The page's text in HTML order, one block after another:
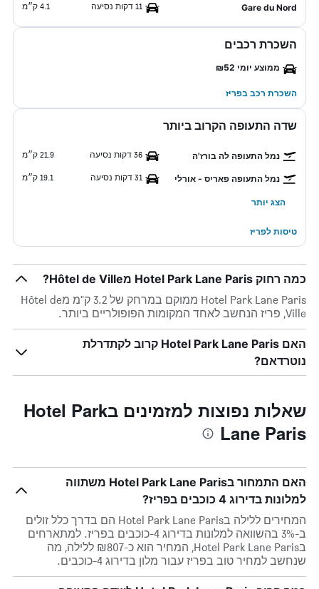
Gare du Nord 11 דקות נסיעה 4.1 ק״מ
השכרת רכבים
ממוצע יומי ₪52
השכרת רכב בפריז
שדה התעופה הקרוב ביותר
נמל התעופה לה בורז'ה 36 דקות נסיעה 21.9 ק״מ
נמל התעופה פאריס - אורלי 31 דקות נסיעה 19.1 ק״מ
הצג יותר
טיסות לפריז
כמה רחוק Hotel Park Lane Paris מHôtel de Ville?
Hotel Park Lane Paris ממוקם במרחק של 3.2 ק"מ מHôtel de
Ville, פריז הנחשב לאחד המקומות הפופולריים ביותר.
האם Hotel Park Lane Paris קרוב לקתדרלת
נוטרדאם?
שאלות נפוצות למזמינים בHotel Park
Lane Paris
האם התמחור בHotel Park Lane Paris משתווה
למלונות בדירוג 4 כוכבים בפריז?
המחירים ללילה בHotel Park Lane Paris הם בדרך כלל זולים
ב-3% בהשוואה למלונות בדירוג 4-כוכבים בפריז. למתארחים
בHotel Park Lane Paris, המחיר הוא כ-₪807 ללילה, מה
שנחשב למחיר טוב בפריז עבור מלון בדירוג 4-כוכבים.